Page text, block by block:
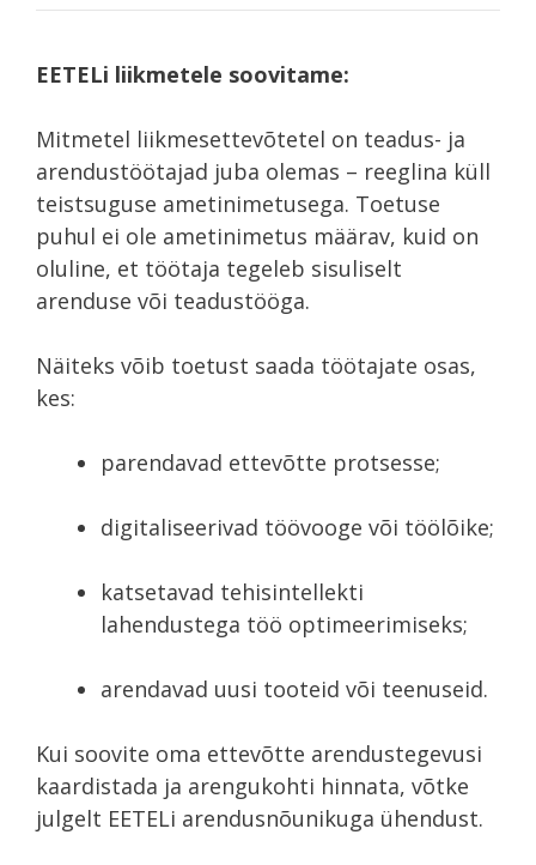
EETELi liikmetele soovitame:
Mitmetel liikmesettevõtetel on teadus- ja
arendustöötajad juba olemas – reeglina küll
teistsuguse ametinimetusega. Toetuse
puhul ei ole ametinimetus määrav, kuid on
oluline, et töötaja tegeleb sisuliselt
arenduse või teadustööga.
Näiteks võib toetust saada töötajate osas,
kes:
parendavad ettevõtte protsesse;
digitaliseerivad töövooge või töölõike;
katsetavad tehisintellekti
lahendustega töö optimeerimiseks;
arendavad uusi tooteid või teenuseid.
Kui soovite oma ettevõtte arendustegevusi
kaardistada ja arengukohti hinnata, võtke
julgelt EETELi arendusnõunikuga ühendust.